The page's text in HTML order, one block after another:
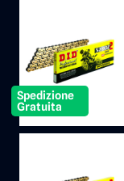
Spedizione
Gratuita